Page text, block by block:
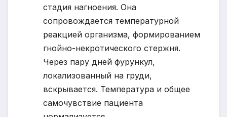
стадия нагноения. Она
сопровождается температурной
реакцией организма, формированием
гнойно-некротического стержня.
Через пару дней фурункул,
локализованный на груди,
вскрывается. Температура и общее
самочувствие пациента